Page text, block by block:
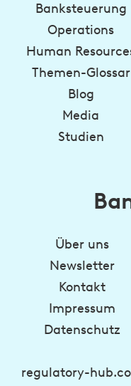
Banksteuerung
Operations
Human
Themen-Glossar
Blog
Media
Studien
Über uns
Newsletter
Kontakt
Impressum
Datenschutz
regulatory-